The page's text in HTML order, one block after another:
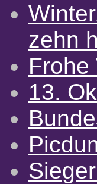
zehn
Frohe
13.